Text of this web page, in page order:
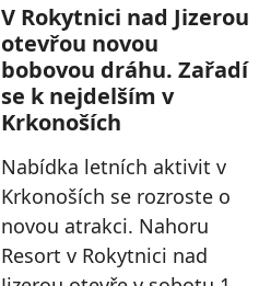
V Rokytnici nad Jizerou
otevřou novou
bobovou dráhu. Zařadí
se k nejdelším v
Krkonoších
Nabídka letních aktivit v
Krkonoších se rozroste o
novou atrakci. Nahoru
Resort v Rokytnici nad